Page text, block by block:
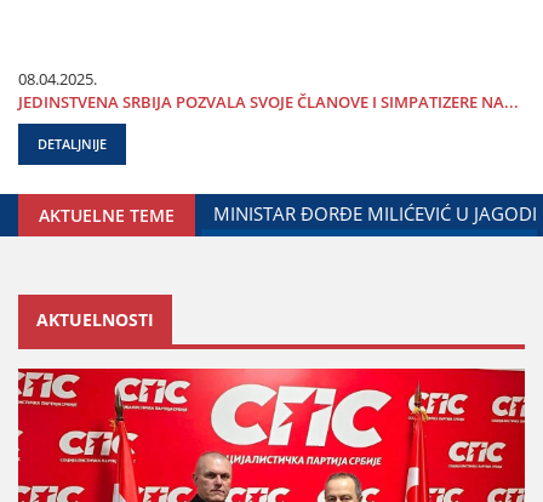
08.04.2025.
ЈEDINSTVENA SRBIЈA POZVALA SVOЈE ČLANOVE I SIMPATIZERE NA...
DETALJNIJE
AKTUELNE TEME
GRADA ЈAGODINE I MINISTARSTVA ZADUŽENOG ZA
AKTUELNOSTI